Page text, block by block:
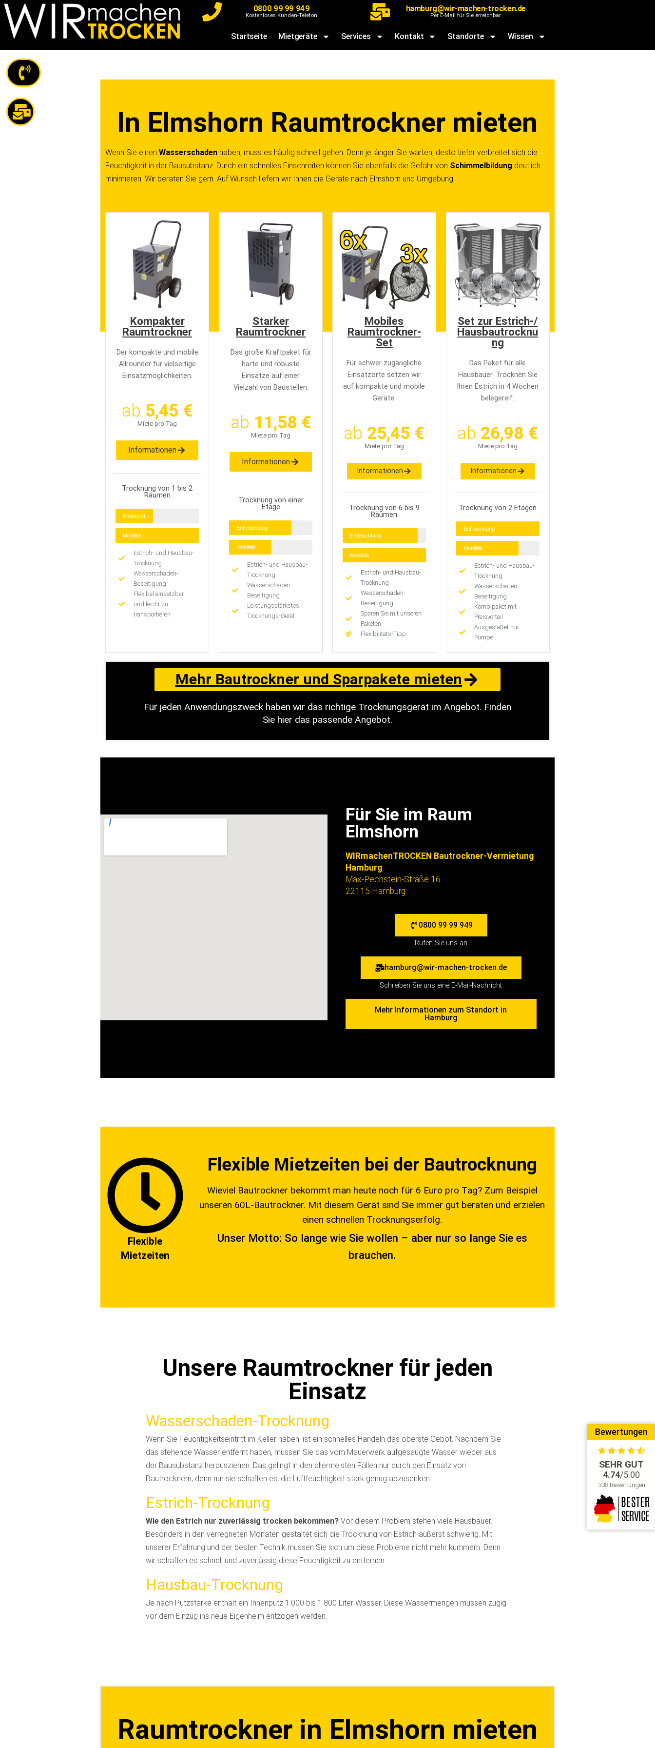
Z
I
n
a
l
0800 99 99 949
Kostenloses Kunden-Telefon
hamburg@wir-machen-trocken.de
Per E-Mail für Sie erreichbar
Startseite Mietgeräte Services Kontakt Standorte Wissen
In Elmshorn Raumtrockner mieten
Wenn Sie einenWasserschaden haben, muss es häufig schnell gehen. Denn je länger Sie warten, desto tiefer verbreitet sich die
Feuchtigkeit in der Bausubstanz. Durch ein schnelles Einschreiten können Sie ebenfalls die Gefahr von Schimmelbildung deutlich
minimieren. Wir beraten Sie gern. Auf Wunsch liefern wir Ihnen die Geräte nach Elmshorn und Umgebung.
Kompakter
Raumtrockner
Der kompakte und mobile
Allrounder für vielseitige
Einsatzmöglichkeiten.
ab 5,45 €
Miete pro Tag
Informationen
Trocknung von 1 bis 2
Räumen
Mobilität
Estrich- und Hausbau-
Trocknung
Wasserschaden-
Beseitigung
Flexibel einsetzbar
und leicht zu
transportieren
Starker
Raumtrockner
Das große Kraftpaket für
harte und robuste
Einsätze auf einer
Vielzahl von Baustellen.
ab 11,58 €
Miete pro Tag
Informationen
Trocknung von einer
Etage
Entfeuchtung
Mobilität
Estrich- und Hausbau-
Trocknung
Wasserschaden-
Beseitigung
Leistungsstärkstes
Trocknungs-Gerät
Mobiles
Raumtrockner-
Set
Für schwer zugängliche
Einsatzorte setzen wir
auf kompakte und mobile
Geräte.
ab 25,45 €
Miete pro Tag
Informationen
Trocknung von 6 bis 9
Räumen
Entfeuchtung
Mobilität
Estrich- und Hausbau-
Trocknung
Wasserschaden-
Beseitigung
Sparen Sie mit unseren
Paketen
Flexibilitäts-Tipp
Set zur Estrich-/
Hausbautrocknu
ng
Das Paket für alle
Hausbauer. Trocknen Sie
Ihren Estrich in 4 Wochen
belegereif.
ab 26,98 €
Miete pro Tag
Informationen
Trocknung von 2 Etagen
Entfeuchtung
Mobilität
Estrich- und Hausbau-
Trocknung
Wasserschaden-
Beseitigung
Kombipaket mit
Preisvorteil
Ausgestattet mit
Pumpe
Mehr Bautrockner und Sparpakete mieten
Für jeden Anwendungszweck haben wir das richtige Trocknungsgerät im Angebot. Finden
Sie hier das passende Angebot.
Für Sie im Raum
Elmshorn
WIRmachenTROCKEN Bautrockner-Vermietung
Hamburg
Max-Pechstein-Straße 16
22115 Hamburg
0800 99 99 949
Rufen Sie uns an
hamburg@wir-machen-trocken.de
Schreiben Sie uns eine E-Mail-Nachricht
Mehr Informationen zum Standort in
Hamburg
Flexible
Mietzeiten
Flexible Mietzeiten bei der Bautrocknung
Wieviel Bautrockner bekommt man heute noch für 6 Euro pro Tag? Zum Beispiel
unseren 60L-Bautrockner. Mit diesem Gerät sind Sie immer gut beraten und erzielen
einen schnellen Trocknungserfolg.
Unser Motto: So lange wie Sie wollen – aber nur so lange Sie es
brauchen.
Unsere Raumtrockner für jeden
Einsatz
Wasserschaden-Trocknung
Wenn Sie Feuchtigkeitseintritt im Keller haben, ist ein schnelles Handeln das oberste Gebot. Nachdem Sie
das stehende Wasser entfernt haben, müssen Sie das vom Mauerwerk aufgesaugte Wasser wieder aus
der Bausubstanz herausziehen. Das gelingt in den allermeisten Fällen nur durch den Einsatz von
Bautrocknern, denn nur sie schaffen es, die Luftfeuchtigkeit stark genug abzusenken.
Estrich-Trocknung
Wie den Estrich nur zuverlässig trocken bekommen? Vor diesem Problem stehen viele Hausbauer.
Besonders in den verregneten Monaten gestaltet sich die Trocknung von Estrich äußerst schwierig. Mit
unserer Erfahrung und der besten Technik müssen Sie sich um diese Probleme nicht mehr kümmern. Denn
wir schaffen es schnell und zuverlässig diese Feuchtigkeit zu entfernen.
Hausbau-Trocknung
Je nach Putzstärke enthält ein Innenputz 1.000 bis 1.800 Liter Wasser. Diese Wassermengen müssen zügig
vor dem Einzug ins neue Eigenheim entzogen werden.
Raumtrockner in Elmshorn mieten
Bewertungen
SEHR GUT
4.74/5.00
338 Bewertungen